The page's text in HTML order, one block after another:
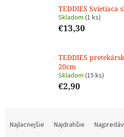
TEDDIES Svietiaca
Skladom (1 ks)
€13,30
TEDDIES
20cm
Skladom (15 ks)
€2,90
Najlacnejšie Najdrahšie